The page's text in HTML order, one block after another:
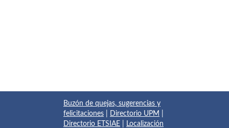
Buzón de quejas, sugerencias y
felicitaciones
Directorio UPM
Directorio ETSIAE
Localización